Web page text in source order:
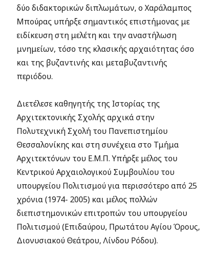
δύο διδακτορικών διπλωμάτων, ο Χαράλαμπος
Μπούρας υπήρξε σημαντικός επιστήμονας με
ειδίκευση στη μελέτη και την αναστήλωση
μνημείων, τόσο της κλασικής αρχαιότητας όσο
και της βυζαντινής και μεταβυζαντινής
περιόδου.
Διετέλεσε καθηγητής της Ιστορίας της
Αρχιτεκτονικής Σχολής αρχικά στην
Πολυτεχνική Σχολή του Πανεπιστημίου
Θεσσαλονίκης και στη συνέχεια στο Τμήμα
Αρχιτεκτόνων του Ε.Μ.Π. Υπήρξε μέλος του
Κεντρικού Αρχαιολογικού Συμβουλίου του
υπουργείου Πολιτισμού για περισσότερο από 25
χρόνια (1974- 2005) και μέλος πολλών
διεπιστημονικών επιτροπών του υπουργείου
Πολιτισμού (Επιδαύρου, Πρωτάτου Αγίου Όρους,
Διονυσιακού Θεάτρου, Λίνδου Ρόδου).